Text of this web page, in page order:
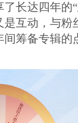
长达四年的
互动，与粉
筹备专辑的